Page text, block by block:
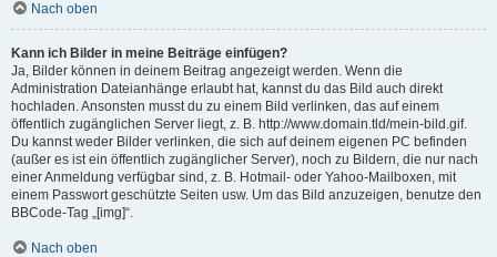
Nach oben
Kann ich Bilder in meine Beiträge einfügen?
Ja, Bilder können in deinem Beitrag angezeigt werden. Wenn die
Administration Dateianhänge erlaubt hat, kannst du das Bild auch direkt
hochladen. Ansonsten musst du zu einem Bild verlinken, das auf einem
öffentlich zugänglichen Server liegt, z. B. http://www.domain.tld/mein-bild.gif.
Du kannst weder Bilder verlinken, die sich auf deinem eigenen PC befinden
(außer es ist ein öffentlich zugänglicher Server), noch zu Bildern, die nur nach
einer Anmeldung verfügbar sind, z. B. Hotmail- oder Yahoo-Mailboxen, mit
einem Passwort geschützte Seiten usw. Um das Bild anzuzeigen, benutze den
BBCode-Tag „[img]“.
Nach oben